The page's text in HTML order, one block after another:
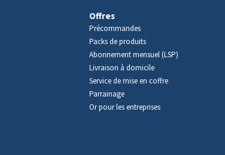
Offres
Précommandes
Packs de produits
Abonnement mensuel (LSP)
Livraison à domicile
Service de mise en coffre
Parrainage
Or pour les entreprises